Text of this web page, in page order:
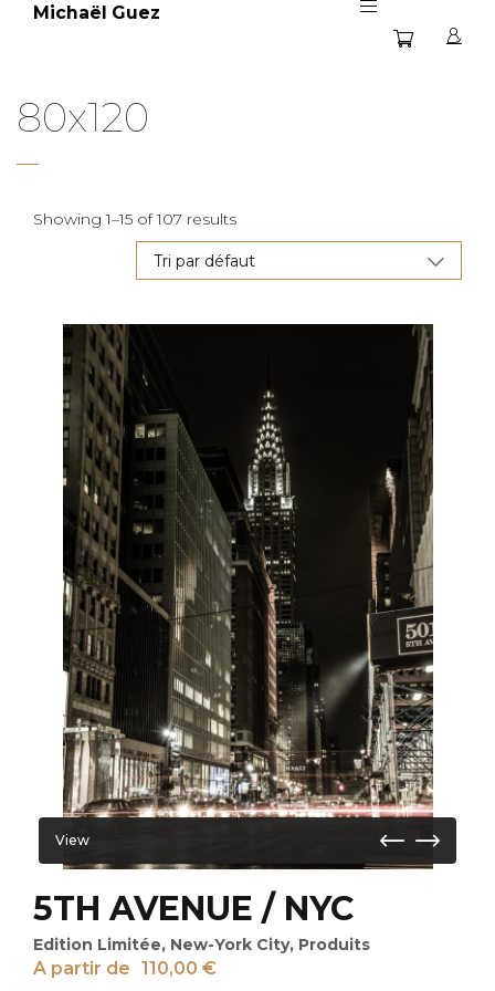
Michaël Guez
80x120
Showing 1–15 of 107 results
View
5TH AVENUE / NYC
Edition Limitée, New-York City, Produits
A partir de 110,00 €